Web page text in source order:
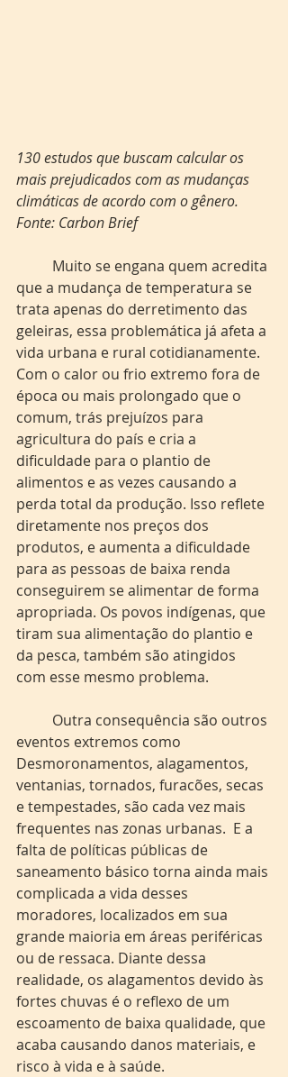
130 estudos que buscam calcular os
mais prejudicados com as mudanças
climáticas de acordo com o gênero.
Fonte: Carbon Brief
que a mudança de temperatura se
trata apenas do derretimento das
geleiras, essa problemática já afeta a
vida urbana e rural cotidianamente.
Com o calor ou frio extremo fora de
época ou mais prolongado que o
comum, trás prejuízos para
agricultura do país e cria a
dificuldade para o plantio de
alimentos e as vezes causando a
perda total da produção. Isso reflete
diretamente nos preços dos
produtos, e aumenta a dificuldade
para as pessoas de baixa renda
conseguirem se alimentar de forma
apropriada. Os povos indígenas, que
tiram sua alimentação do plantio e
da pesca, também são atingidos
com esse mesmo problema.
eventos extremos como
Desmoronamentos, alagamentos,
ventanias, tornados, furacões, secas
e tempestades, são cada vez mais
frequentes nas zonas urbanas.  E a
falta de políticas públicas de
saneamento básico torna ainda mais
complicada a vida desses
moradores, localizados em sua
grande maioria em áreas periféricas
ou de ressaca. Diante dessa
realidade, os alagamentos devido às
fortes chuvas é o reflexo de um
escoamento de baixa qualidade, que
acaba causando danos materiais, e
risco à vida e à saúde.